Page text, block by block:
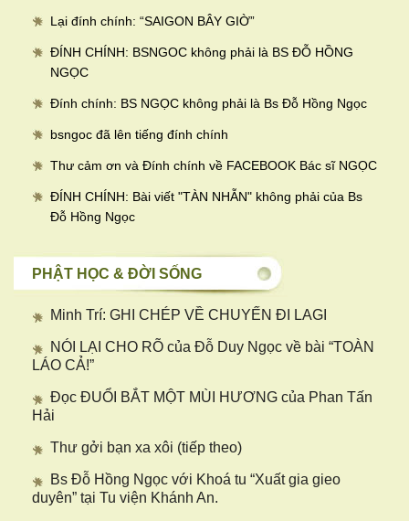
Lại đính chính: “SAIGON BÂY GIỜ”
ĐÍNH CHÍNH: BSNGOC không phải là BS ĐỖ HỒNG
NGỌC
Đính chính: BS NGỌC không phải là Bs Đỗ Hồng Ngọc
bsngoc đã lên tiếng đính chính
Thư cảm ơn và Đính chính về FACEBOOK Bác sĩ NGỌC
ĐÍNH CHÍNH: Bài viết "TÀN NHẪN" không phải của Bs
Đỗ Hồng Ngọc
PHẬT HỌC & ĐỜI SỐNG
Minh Trí: GHI CHÉP VỀ CHUYẾN ĐI LAGI
NÓI LẠI CHO RÕ của Đỗ Duy Ngọc về bài “TOÀN
LÁO CẢ!”
Đọc ĐUỔI BẮT MỘT MÙI HƯƠNG của Phan Tấn
Hải
Thư gởi bạn xa xôi (tiếp theo)
Bs Đỗ Hồng Ngọc với Khoá tu “Xuất gia gieo
duyên” tại Tu viện Khánh An.